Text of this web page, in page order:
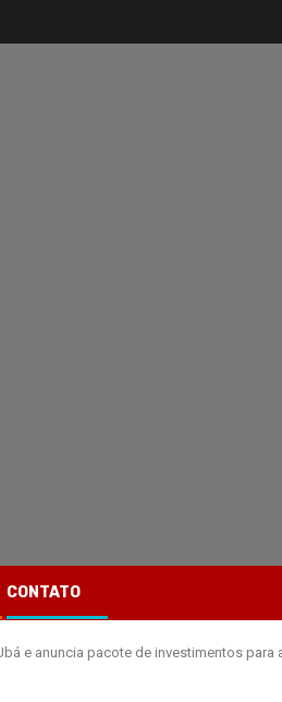
CONTATO
e anuncia pacote de investimentos para